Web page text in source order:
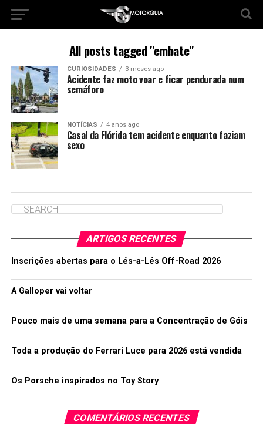
All posts tagged "embate"
CURIOSIDADES 3 meses ago
Acidente faz moto voar e ficar pendurada num
semáforo
NOTÍCIAS 4 anos ago
Casal da Flórida tem acidente enquanto faziam
sexo
ARTIGOS RECENTES
Inscrições abertas para o Lés-a-Lés Off-Road 2026
A Galloper vai voltar
Pouco mais de uma semana para a Concentração de Góis
Toda a produção do Ferrari Luce para 2026 está vendida
Os Porsche inspirados no Toy Story
COMENTÁRIOS RECENTES